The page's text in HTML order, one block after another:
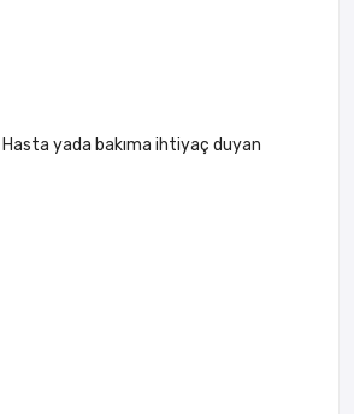
Hasta yada bakıma ihtiyaç duyan